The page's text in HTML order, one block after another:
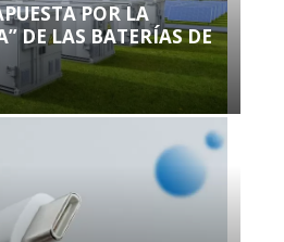
POR LA
DE LAS BATERÍAS DE